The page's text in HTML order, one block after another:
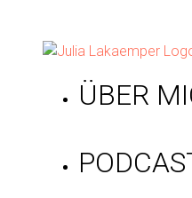
ÜBER